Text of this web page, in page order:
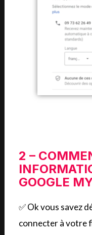
2 –
GOOGLE
✅ Ok vous savez
connecter à votre